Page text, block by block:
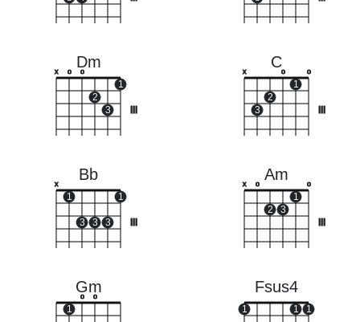
Dm
x o o
2
3
1
C
x
3
2
o
1
o
Bb
x
1
3 3 3
1
Am
x o
2 3
1
o
Gm
1
o o
Fsus4
1 1 1